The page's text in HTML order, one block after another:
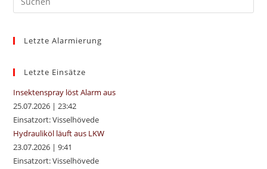
Letzte Alarmierung
Letzte Einsätze
Insektenspray löst Alarm aus
25.07.2026 |23:42
Einsatzort: Visselhövede
Hydrauliköl läuft aus LKW
23.07.2026 |9:41
Einsatzort: Visselhövede